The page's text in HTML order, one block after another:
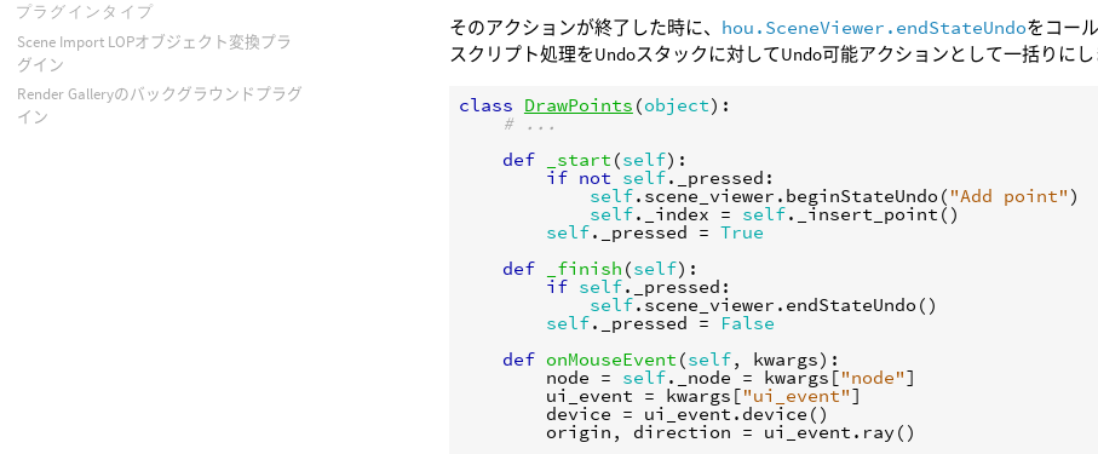
そのアクションが終了した時に、 hou.SceneViewer.endStateUndoをコー
スクリプト処理をUndoスタックに対してUndo可能アクションとして一括りにし
class DrawPoints (object):
# ...
def
_start (self):
if not self. _pressed :
self. scene_viewer . beginStateUndo ( "Add point" )
self. _index = self. _insert_point ()
self. _pressed = True
def
_finish (self):
if self. _pressed :
self. scene_viewer . endStateUndo ()
self. _pressed =
False
def onMouseEvent (self, kwargs):
node = self. _node = kwargs ["node"]
ui_event = kwargs ["ui_event"]
device = ui_event . device ()
origin , direction = ui_event . ray ()
プラグインタイプ
Scene Import LOPオブジェクト変換プラ
グイン
Render Galleryのバックグラウンドプラグ
イン